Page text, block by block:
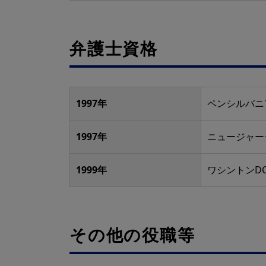
弁護士資格
1997年 ペンシルバニ
1997年 ニュージャ
1999年 ワシントン
その他の役職等